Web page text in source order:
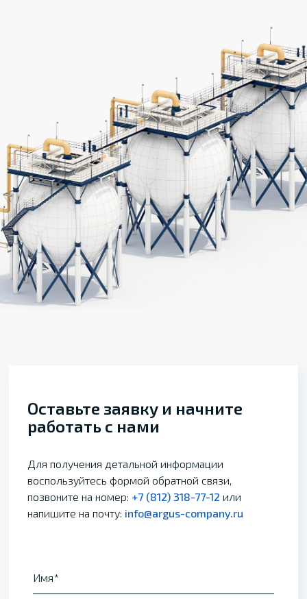
Оставьте заявку и начните
работать с нами
Для получения детальной информации
воспользуйтесь формой обратной связи,
позвоните на номер: +7 (812) 318-77-12 или
напишите на почту: info@argus-company.ru
Имя